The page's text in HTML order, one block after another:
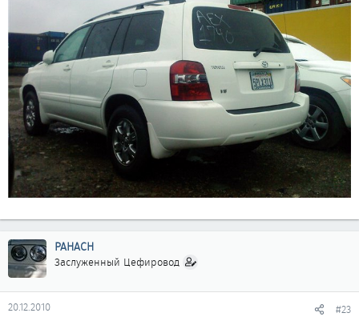
PAHACH
Заслуженный Цефировод
20.12.2010 #23